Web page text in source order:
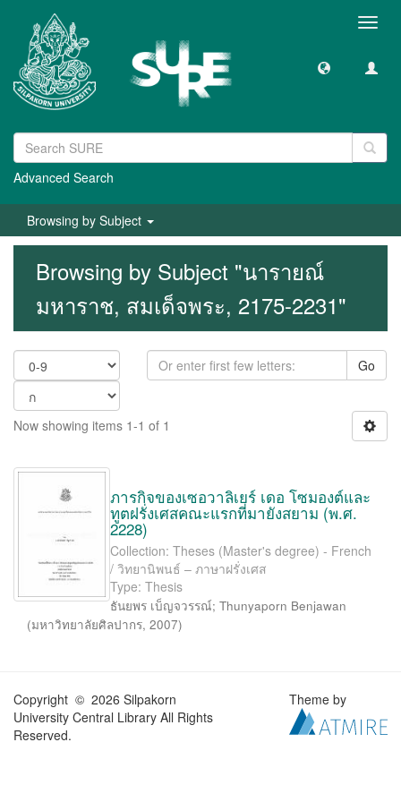
Advanced Search
Browsing by Subject
Browsing by Subject "นารายณ์
มหาราช, สมเด็จพระ, 2175-2231"
Go
Now showing items 1-1 of 1
ภารกิจของเซอวาลิเยร์ เดอ โซมองต์และ
ทูตฝรั่งเศสคณะแรกที่มายังสยาม (พ.ศ.
2228)
Collection: Theses (Master's degree) - French
/ วิทยานิพนธ์ – ภาษาฝรั่งเศส
Type: Thesis
ธันยพร เบ็ญจวรรณ์; Thunyaporn Benjawan
(มหาวิทยาลัยศิลปากร, 2007)
Copyright © 2026 Silpakorn
University Central Library All Rights
Reserved.
Theme by